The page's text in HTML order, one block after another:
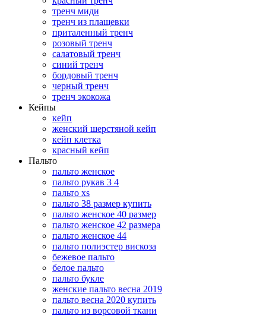
тренч миди
тренч из плащевки
приталенный тренч
розовый тренч
салатовый тренч
синий тренч
бордовый тренч
черный тренч
тренч экокожа
Кейпы
кейп
женский шерстяной кейп
кейп клетка
красный кейп
Пальто
пальто женское
пальто рукав 3 4
пальто xs
пальто 38 размер купить
пальто женское 40 размер
пальто женское 42 размера
пальто женское 44
пальто полиэстер вискоза
бежевое пальто
белое пальто
пальто букле
женские пальто весна 2019
пальто весна 2020 купить
пальто из ворсовой ткани